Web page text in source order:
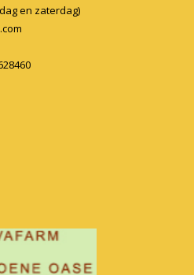
en zaterdag)